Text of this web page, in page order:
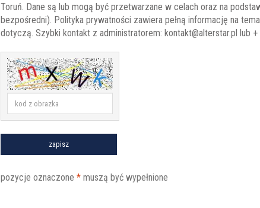
Toruń. Dane są lub mogą być przetwarzane w celach oraz na
bezpośredni). Polityka prywatności zawiera pełną informację na
dotyczą. Szybki kontakt z administratorem: kontakt@alterstar.pl lub
pozycje oznaczone *muszą być wypełnione